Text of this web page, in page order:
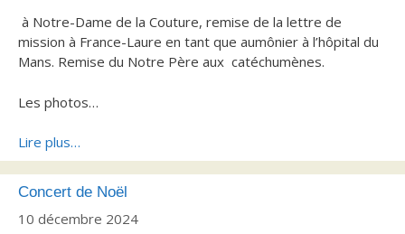
à Notre-Dame de la Couture, remise de la lettre de
mission à France-Laure en tant que aumônier à l’hôpital du
Mans. Remise du Notre Père aux catéchumènes.
Les photos…
Lire plus…
Concert de Noël
10 décembre 2024